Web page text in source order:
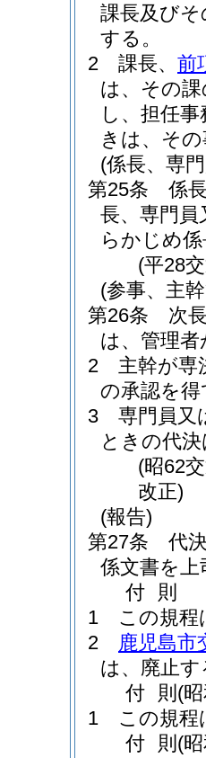
課長及び
する。
2
課長、 前
は、その
し、担任
きは、そ
(係長、専
第25条
係
長、専門
らかじめ
(平28
(参事、主
第26条
次
は、管理
2
主幹が専
の承認を
3
専門員又
ときの代
(昭62
改正)
(報告)
第27条
代
係文書を
付 則
1
この規程
2
鹿児島市
は、廃止す
付 則 (
1
この規程
付 則 (